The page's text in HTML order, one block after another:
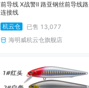
前导线 X战警II 路亚钢丝前导线
连接线
杭云仓
已售 13,077
海明威杭云仓旗舰店